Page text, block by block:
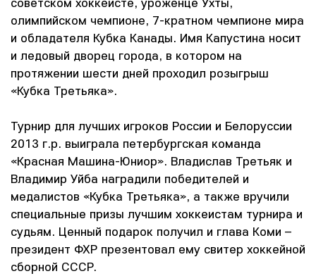
олимпийском чемпионе, 7-кратном чемпионе мира
и обладателя Кубка Канады. Имя Капустина носит
и ледовый дворец города, в котором на
протяжении шести дней проходил розыгрыш
«Кубка Третьяка».
Турнир для лучших игроков России и Белоруссии
2013 г.р. выиграла петербургская команда
«Красная Машина-Юниор». Владислав Третьяк и
Владимир Уйба наградили победителей и
медалистов «Кубка Третьяка», а также вручили
специальные призы лучшим хоккеистам турнира и
судьям. Ценный подарок получил и глава Коми –
президент ФХР презентовал ему свитер хоккейной
сборной СССР.